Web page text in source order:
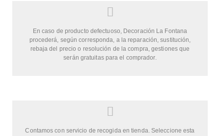
En caso de producto defectuoso, Decoración La Fontana
procederá, según corresponda, a la reparación, sustitución,
rebaja del precio o resolución de la compra, gestiones que
serán gratuitas para el comprador.
Contamos con servicio de recogida en tienda. Seleccione esta